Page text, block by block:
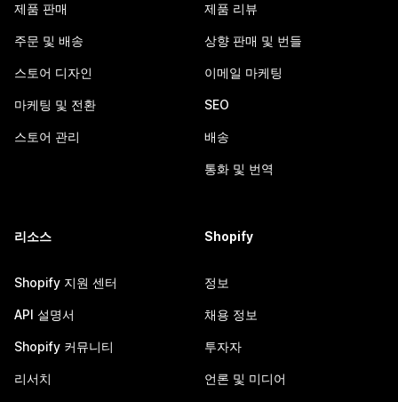
제품 판매
주문 및 배송
스토어 디자인
마케팅 및 전환
스토어 관리
제품 리뷰
상향 판매 및 번들
이메일 마케팅
SEO
배송
통화 및 번역
리소스
Shopify 지원 센터
API 설명서
Shopify 커뮤니티
리서치
Shopify
정보
채용 정보
투자자
언론 및 미디어